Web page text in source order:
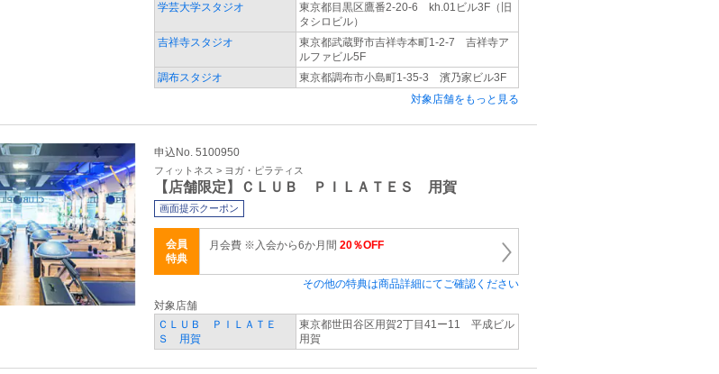
学芸大学スタジオ
東京都目黒区鷹番2-20-6 kh.01ビル3F（旧
タシロビル）
吉祥寺スタジオ
東京都武蔵野市吉祥寺本町1-2-7 吉祥寺ア
ルファビル5F
調布スタジオ
東京都調布市小島町1-35-3 濱乃家ビル3F
対象店舗をもっと見る
申込No. 5100950
フィットネス > ヨガ・ピラティス
【店舗限定】ＣＬＵＢ ＰＩＬＡＴＥＳ 用賀
画面提示クーポン
会員
特典
月会費 ※入会から6か月間 20％OFF
その他の特典は商品詳細にてご確認ください
対象店舗
ＣＬＵＢ ＰＩＬＡＴＥ
Ｓ 用賀
東京都世田谷区用賀2丁目41ー11 平成ビル
用賀